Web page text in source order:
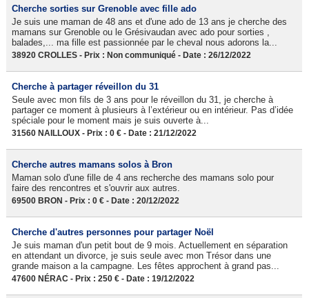
Cherche sorties sur Grenoble avec fille ado
Je suis une maman de 48 ans et d'une ado de 13 ans je cherche des
mamans sur Grenoble ou le Grésivaudan avec ado pour sorties ,
balades,... ma fille est passionnée par le cheval nous adorons la...
38920 CROLLES - Prix : Non communiqué - Date : 26/12/2022
Cherche à partager réveillon du 31
Seule avec mon fils de 3 ans pour le réveillon du 31, je cherche à
partager ce moment à plusieurs à l’extérieur ou en intérieur. Pas d’idée
spéciale pour le moment mais je suis ouverte à...
31560 NAILLOUX - Prix : 0 € - Date : 21/12/2022
Cherche autres mamans solos à Bron
Maman solo d'une fille de 4 ans recherche des mamans solo pour
faire des rencontres et s'ouvrir aux autres.
69500 BRON - Prix : 0 € - Date : 20/12/2022
Cherche d'autres personnes pour partager Noël
Je suis maman d'un petit bout de 9 mois. Actuellement en séparation
en attendant un divorce, je suis seule avec mon Trésor dans une
grande maison a la campagne. Les fêtes approchent à grand pas...
47600 NÉRAC - Prix : 250 € - Date : 19/12/2022